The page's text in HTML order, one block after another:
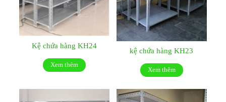
Kệ chứa hàng KH24
Xem thêm
kệ chứa hàng KH23
Xem thêm